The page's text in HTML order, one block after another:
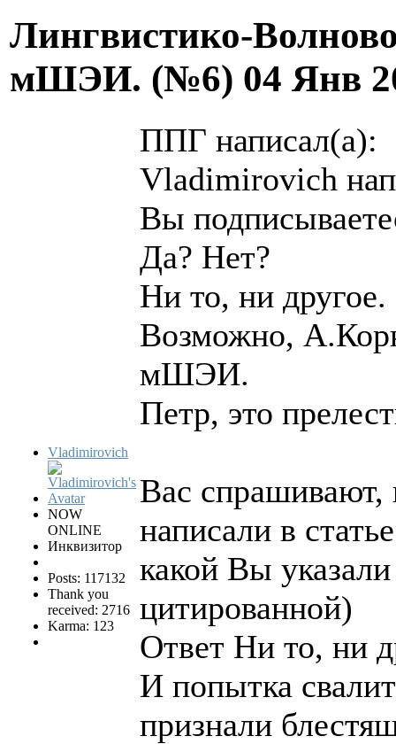
Лингвистико-
мШЭИ. (№6) 04 Янв
Vladimirovich
NOW
ONLINE
Инквизитор
Posts: 117132
Thank you
received: 2716
Karma: 123
ППГ написал(а):
Vladimirovich
Вы
Да? Нет?
Ни то, ни другое.
Возможно,
мШЭИ.
Петр, это
Вас спрашивают,
написали в
какой Вы
цитированной)
Ответ Ни то, ни
И попытка
признали